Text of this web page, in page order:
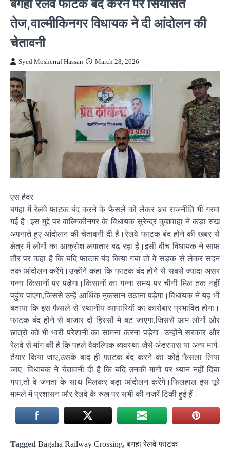
तेज,वाल्मीकिनगर विधायक ने दी आंदोलन की
चेतावनी
Syed Mosherraf Hassan March 28, 2026
एस हैदर
बगहा में रेलवे फाटक बंद करने के फैसले को लेकर अब राजनीति भी गरमा
गई है।इस मुद्दे पर वाल्मिकीनगर के विधायक सुरेन्द्र कुशवाहा ने कड़ा रुख
अपनाते हुए आंदोलन की चेतावनी दी है।रेलवे फाटक बंद होने की खबर से
क्षेत्र में लोगों का आक्रोश लगातार बढ़ रहा है।इसी बीच विधायक ने साफ
तौर पर कहा है कि यदि फाटक बंद किया गया तो वे सड़क से लेकर सदन
तक आंदोलन करेंगे।उन्होंने कहा कि फाटक बंद होने से सबसे ज्यादा असर
गन्ना किसानों पर पड़ेगा।किसानों का गन्ना समय पर चीनी मिल तक नहीं
पहुंच पाएगा,जिससे उन्हें आर्थिक नुकसान उठाना पड़ेगा।विधायक ने यह भी
बताया कि इस फैसले से स्थानीय व्यापारियों का कारोबार प्रभावित होगा।
फाटक बंद होने से बाजार दो हिस्सों मे बट जाएगा,जिससे आम लोगों और
छात्रों को भी भारी परेशानी का सामना करना पड़ेगा।उन्होंने सरकार और
रेलवे से मांग की है कि पहले वैकल्पिक व्यवस्था-जैसे अंडरपास या अन्य मार्ग-
तैयार किया जाए,उसके बाद ही फाटक बंद करने का कोई फैसला लिया
जाए।विधायक ने चेतावनी दी है कि यदि उनकी मांगों पर ध्यान नहीं दिया
गया,तो वे जनता के साथ मिलकर बड़ा आंदोलन करेंगे।फिलहाल इस पूरे
मामले में प्रशासन और रेलवे के रुख पर सभी की नजरें टिकी हुई हैं।
Tagged Bagaha Railway Crossing,बगहा रेलवे फाटक